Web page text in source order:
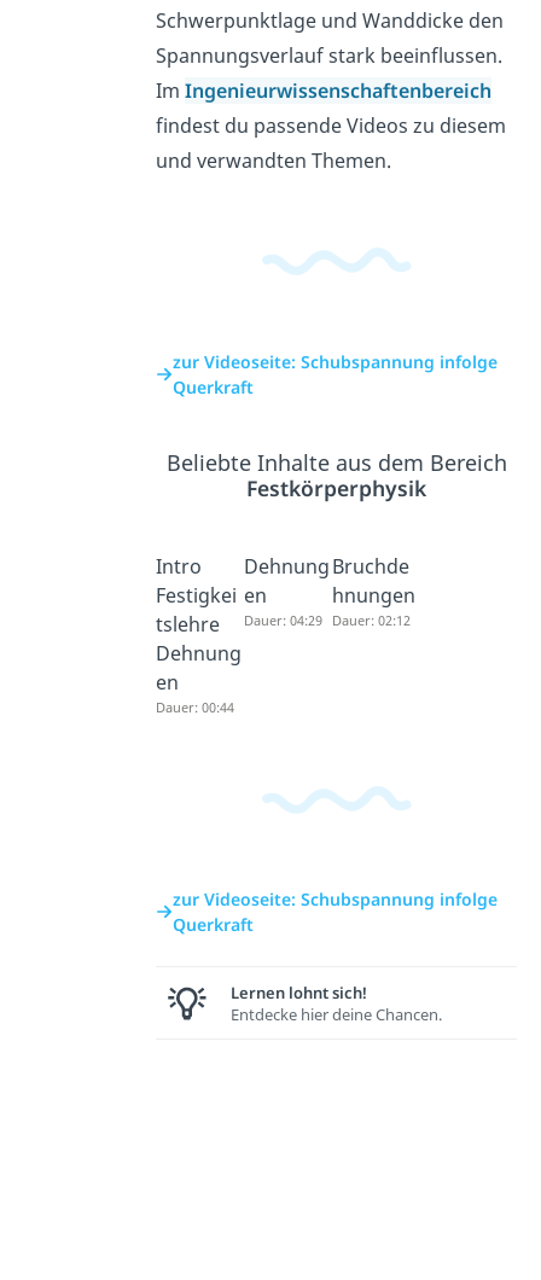
Schwerpunktlage und Wanddicke den
Spannungsverlauf stark beeinflussen.
ImIngenieurwissenschaftenbereich
findest du passende Videos zu diesem
und verwandten Themen.
zur Videoseite: Schubspannung infolge
Querkraft
Beliebte Inhalte aus dem Bereich
Festkörperphysik
Intro
Festigkei
tslehre
Dehnung
en
Dauer: 00:44
Dehnung
en
Dauer: 04:29
Bruchde
hnungen
Dauer: 02:12
zur Videoseite: Schubspannung infolge
Querkraft
Lernen lohnt sich!
Entdecke hier deine Chancen.